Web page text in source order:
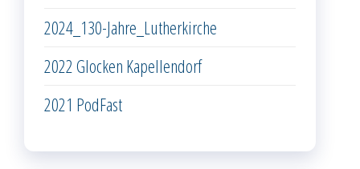
2024_130-Jahre_Lutherkirche
2022 Glocken Kapellendorf
2021 PodFast